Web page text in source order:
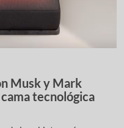
Musk y Mark
tecnológica